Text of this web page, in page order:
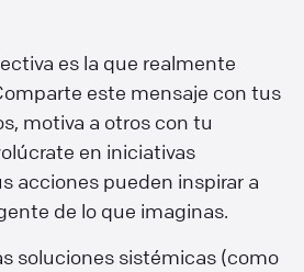
es la que realmente
este mensaje con tus
motiva a otros con tu
en iniciativas
acciones pueden inspirar a
de lo que imaginas.
soluciones sistémicas (como